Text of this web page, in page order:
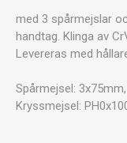
med 3 spårmejslar
handtag. Klinga av
Levereras med
Spårmejsel:
Kryssmejsel: